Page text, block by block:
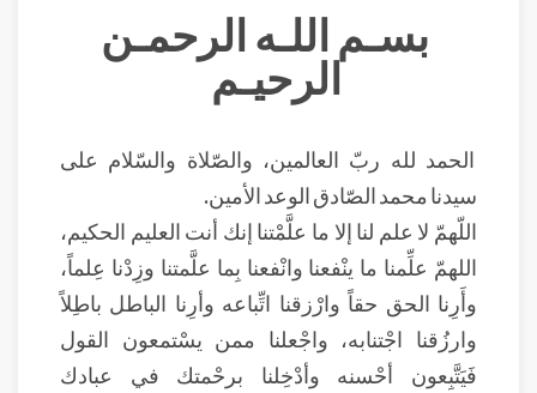
بسـم اللـه الرحمـن
الرحيـم
الحمد لله ربّ العالمين، والصّلاة والسّلام على
سيدنا محمد الصّادق الوعد الأمين.
اللّهمّ لا علم لنا إلا ما علَّمْتنا إنك أنت العليم الحكيم،
اللهمّ علِّمنا ما ينْفعنا وانْفعنا بِما علَّمتنا وزِدْنا عِلماً،
وأَرِنا الحق حقاً وارْزقنا اتِّباعه وأرِنا الباطل باطِلاً
وارزُقنا اجْتنابه، واجْعلنا ممن يسْتمعون القول
فَيَتَّبِعون أحْسنه وأدْخِلنا برحْمتك في عبادك